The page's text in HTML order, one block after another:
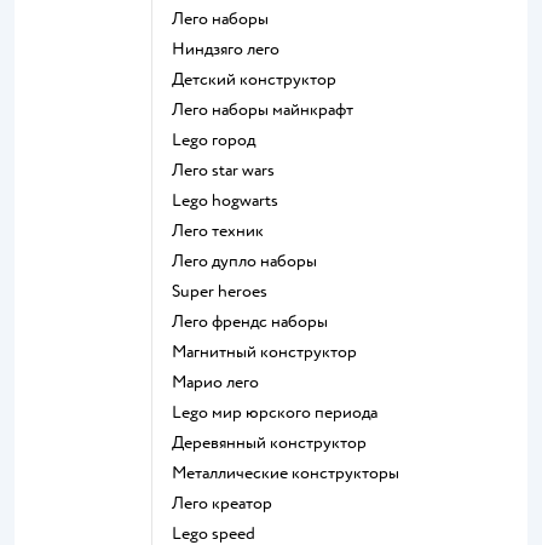
Лего наборы
Ниндзяго лего
Детский конструктор
Лего наборы майнкрафт
Lego город
Лего star wars
Lego hogwarts
Лего техник
Лего дупло наборы
Super heroes
Лего френдс наборы
Магнитный конструктор
Марио лего
Lego мир юрского периода
Деревянный конструктор
Металлические конструкторы
Лего креатор
Lego speed